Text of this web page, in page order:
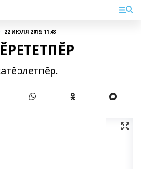
22 ИЮЛЯ 2019, 11:48